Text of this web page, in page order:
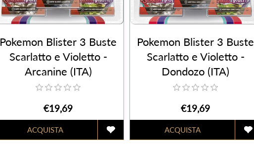
Pokemon Blister 3 Buste
Scarlatto e Violetto -
Arcanine (ITA)
€19,69
Pokemon Blister 3 Buste
Scarlatto e Violetto -
Dondozo (ITA)
€19,69